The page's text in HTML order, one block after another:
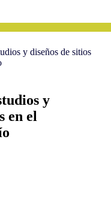
y diseños de sitios
y
en el